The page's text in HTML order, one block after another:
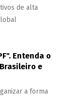
de alta
Entenda o
e
a forma